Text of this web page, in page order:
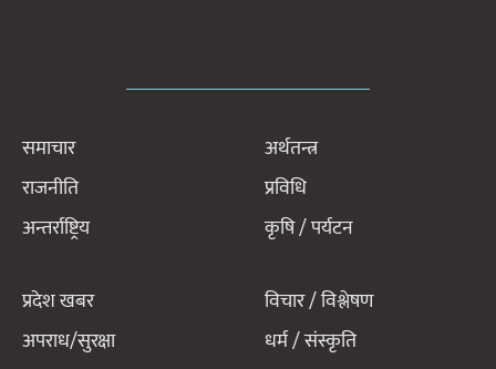
समाचार
राजनीति
अन्तर्राष्ट्रिय
अर्थतन्त्र
प्रविधि
कृषि / पर्यटन
प्रदेश खबर
अपराध/सुरक्षा
विचार / विश्लेषण
धर्म / संस्कृति